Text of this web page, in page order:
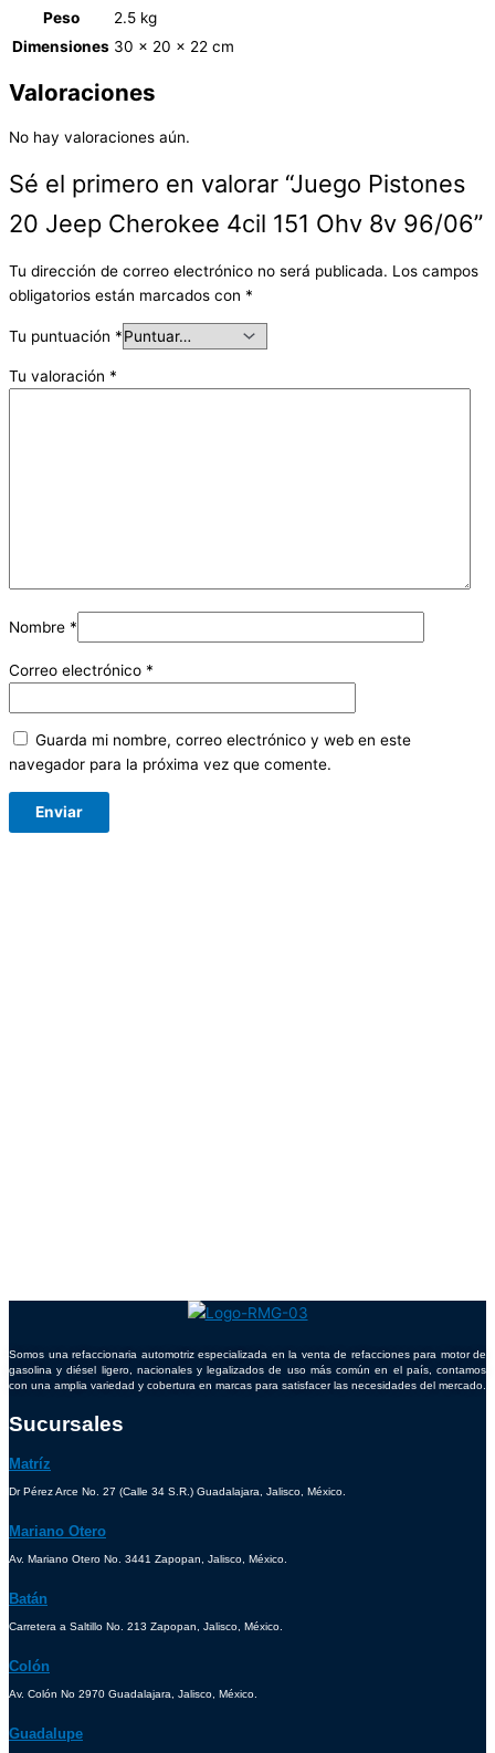
Peso
2.5 kg
Dimensiones 30 × 20 × 22 cm
Valoraciones
No hay valoraciones aún.
Sé el primero en valorar “Juego Pistones
20 Jeep Cherokee 4cil 151 Ohv 8v 96/06”
Tu dirección de correo electrónico no será publicada. Los campos
obligatorios están marcados con *
Tu puntuación *
Tu valoración *
Nombre *
Correo electrónico *
Guarda mi nombre, correo electrónico y web en este
navegador para la próxima vez que comente.
Somos una refaccionaria automotriz especializada en la venta de refacciones para motor de
gasolina y diésel ligero, nacionales y legalizados de uso más común en el país, contamos
con una amplia variedad y cobertura en marcas para satisfacer las necesidades del mercado.
Sucursales
Matríz
Dr Pérez Arce No. 27 (Calle 34 S.R.) Guadalajara, Jalisco, México.
Mariano Otero
Av. Mariano Otero No. 3441 Zapopan, Jalisco, México.
Batán
Carretera a Saltillo No. 213 Zapopan, Jalisco, México.
Colón
Av. Colón No 2970 Guadalajara, Jalisco, México.
Guadalupe